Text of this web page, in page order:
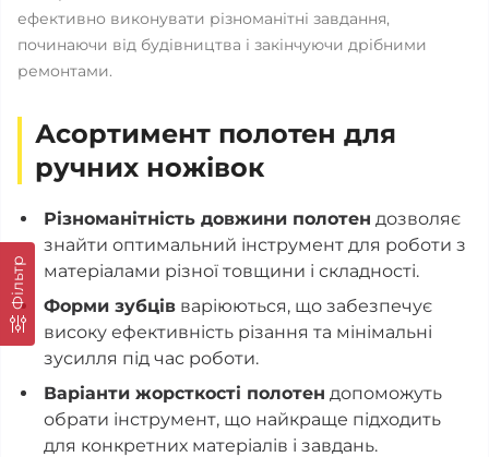
Фільтр
ефективно виконувати різноманітні завдання,
починаючи від будівництва і закінчуючи дрібними
ремонтами.
Асортимент полотен для
ручних ножівок
Різноманітність довжини полотен дозволяє
знайти оптимальний інструмент для роботи з
матеріалами різної товщини і складності.
Форми зубців варіюються, що забезпечує
високу ефективність різання та мінімальні
зусилля під час роботи.
Варіанти жорсткості полотен допоможуть
обрати інструмент, що найкраще підходить
для конкретних матеріалів і завдань.